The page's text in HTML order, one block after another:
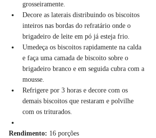
grosseiramente.
Decore as laterais distribuindo os biscoitos
inteiros nas bordas do refratário onde o
brigadeiro de leite em pó já esteja frio.
Umedeça os biscoitos rapidamente na calda
e faça uma camada de biscoito sobre o
brigadeiro branco e em seguida cubra com a
mousse.
Refrigere por 3 horas e decore com os
demais biscoitos que restaram e polvilhe
com os triturados.
Rendimento: 16 porções